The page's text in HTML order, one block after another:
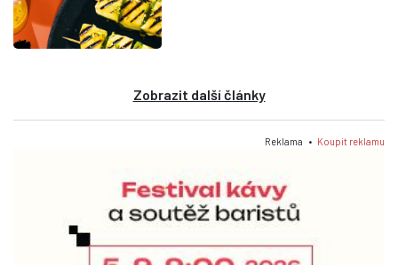
Zobrazit další články
Reklama • Koupit reklamu